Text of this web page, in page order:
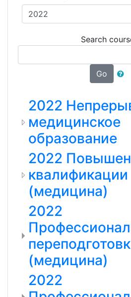
Search
Go
2022
медицинское
образование
2022
квалификации
(медицина)
2022
(медицина)
2022